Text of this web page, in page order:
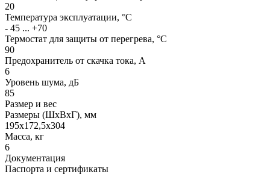
20
Температура эксплуатации, °С
- 45 ... +70
Термостат для защиты от перегрева, °С
90
Предохранитель от скачка тока, А
6
Уровень шума, дБ
85
Размер и вес
Размеры (ШхВхГ), мм
195х172,5х304
Масса, кг
6
Документация
Паспорта и сертификаты